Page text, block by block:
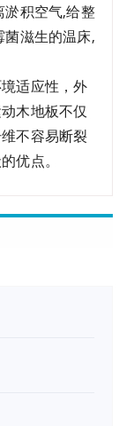
淤积空气,给整
滋生的温床,
适应性，外
木地板不仅
不容易断裂
优点。